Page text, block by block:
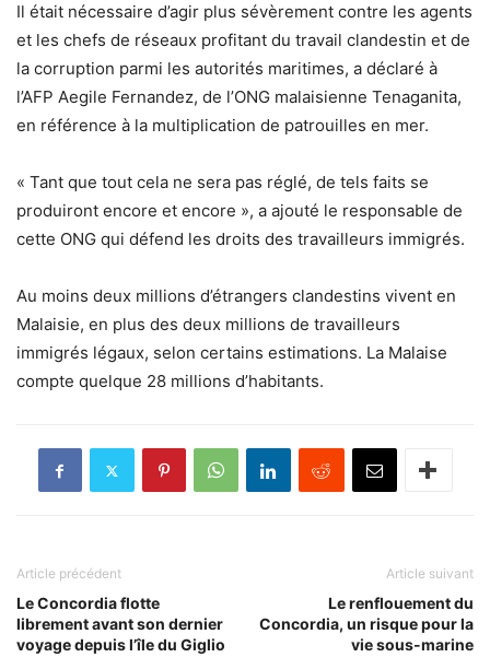
Il était nécessaire d’agir plus sévèrement contre les agents
et les chefs de réseaux profitant du travail clandestin et de
la corruption parmi les autorités maritimes, a déclaré à
l’AFP Aegile Fernandez, de l’ONG malaisienne Tenaganita,
en référence à la multiplication de patrouilles en mer.
« Tant que tout cela ne sera pas réglé, de tels faits se
produiront encore et encore », a ajouté le responsable de
cette ONG qui défend les droits des travailleurs immigrés.
Au moins deux millions d’étrangers clandestins vivent en
Malaisie, en plus des deux millions de travailleurs
immigrés légaux, selon certains estimations. La Malaise
compte quelque 28 millions d’habitants.
Article précédent
Le Concordia flotte
librement avant son dernier
voyage depuis l’île du Giglio
Article suivant
Le renflouement du
Concordia, un risque pour la
vie sous-marine